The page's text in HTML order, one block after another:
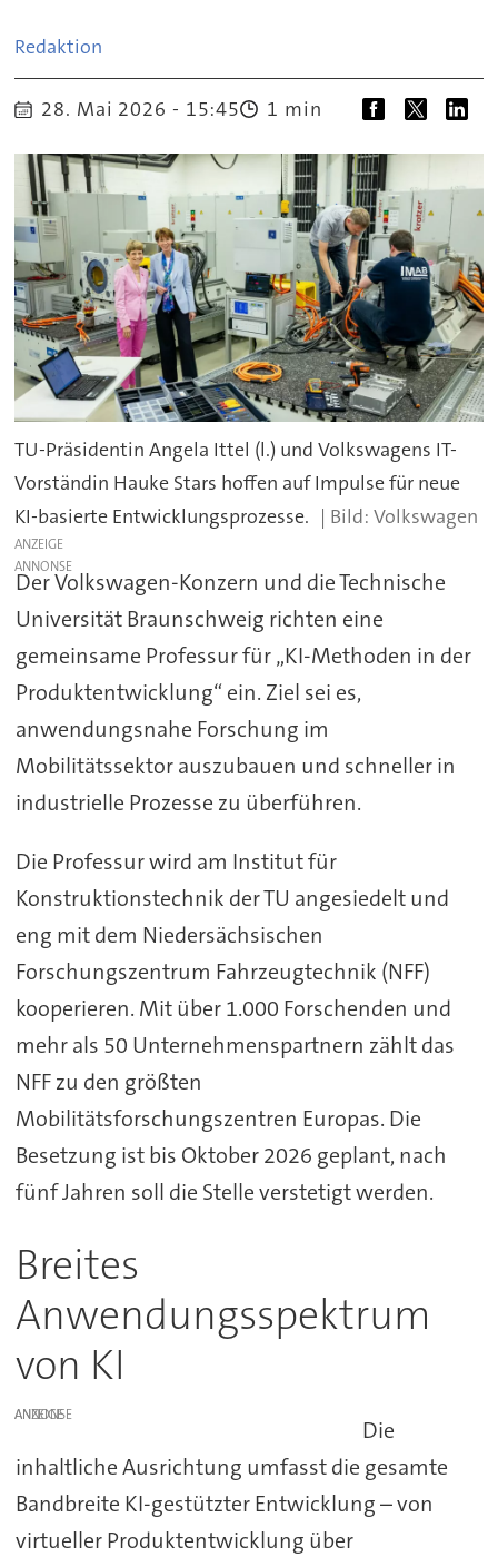
Redaktion
28. Mai 2026 - 15:45 1 min
TU-Präsidentin Angela Ittel (l.) und Volkswagens IT-
Vorständin Hauke Stars hoffen auf Impulse für neue
KI-basierte Entwicklungsprozesse.
Volkswagen
ANZEIGE
Der Volkswagen-Konzern und die Technische
Universität Braunschweig richten eine
gemeinsame Professur für „KI-Methoden in der
Produktentwicklung“ ein. Ziel sei es,
anwendungsnahe Forschung im
Mobilitätssektor auszubauen und schneller in
industrielle Prozesse zu überführen.
Die Professur wird am Institut für
Konstruktionstechnik der TU angesiedelt und
eng mit dem Niedersächsischen
Forschungszentrum Fahrzeugtechnik (NFF)
kooperieren. Mit über 1.000 Forschenden und
mehr als 50 Unternehmenspartnern zählt das
NFF zu den größten
Mobilitätsforschungszentren Europas. Die
Besetzung ist bis Oktober 2026 geplant, nach
fünf Jahren soll die Stelle verstetigt werden.
Breites
Anwendungsspektrum
von KI
ANZEIGE
Die
inhaltliche Ausrichtung umfasst die gesamte
Bandbreite KI-gestützter Entwicklung – von
virtueller Produktentwicklung über